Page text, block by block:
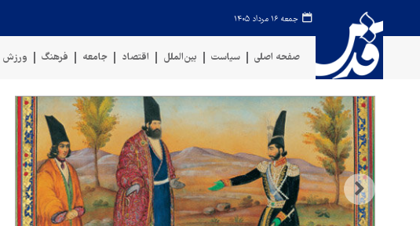
جمعه ۱۶ مرداد ۱۴۰۵
صفحه اصلی سیاست بین‌الملل اقتصاد جامعه فرهنگ ورزش